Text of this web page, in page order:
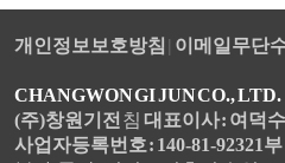
개인정보보호방침 | 이메일무단
CHANGWON GI JUN CO., LTD.
(주)창원기전 침 대표이사 : 여덕수
사업자등록번호 : 140-81-92321부